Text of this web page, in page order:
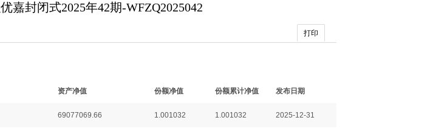
嘉封闭式2025年42期-WFZQ2025042
打印
资产净值 份额净值 份额累计净值 发布日期
69077069.66 1.001032 1.001032 2025-12-31